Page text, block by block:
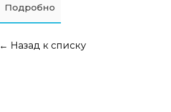
Подробно
← Назад к списку